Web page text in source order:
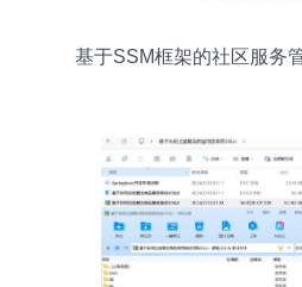
基于SSM框架的社区服务